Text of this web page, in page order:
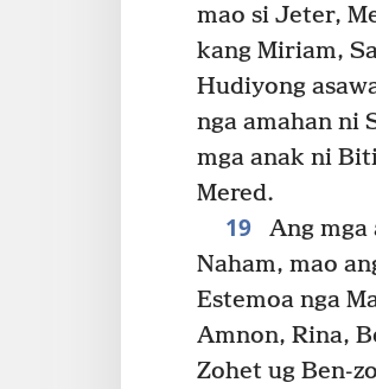
mao si Jeter,
kang Miriam,
Hudiyong
nga amahan ni
mga anak ni
Mered.
19
Ang mga
Naham, mao
Estemoa nga
Amnon, Rina,
Zohet ug Ben-